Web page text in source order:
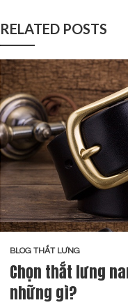
RELATED POSTS
BLOG THẮT LƯNG
Chọn thắt lưng
những gì?